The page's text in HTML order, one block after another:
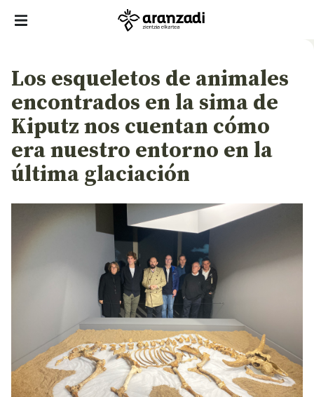
Los esqueletos de animales
encontrados en la sima de
Kiputz nos cuentan cómo
era nuestro entorno en la
última glaciación